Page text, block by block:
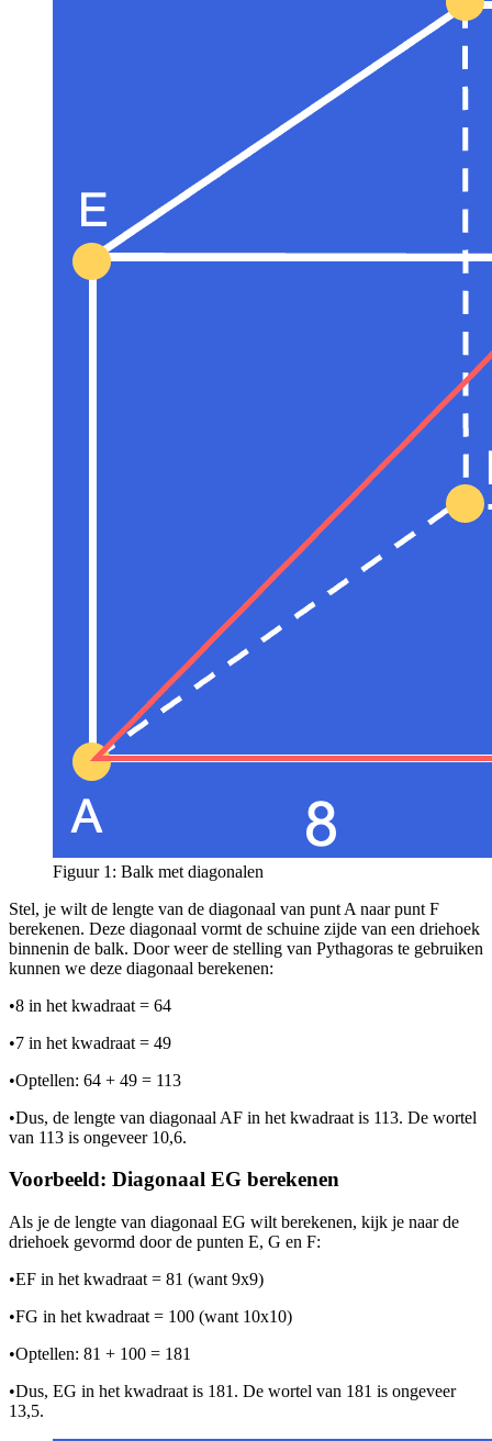
Figuur 1: Balk met diagonalen
Stel, je wilt de lengte van de diagonaal van punt A naar punt F
berekenen. Deze diagonaal vormt de schuine zijde van een driehoek
binnenin de balk. Door weer de stelling van Pythagoras te gebruiken
kunnen we deze diagonaal berekenen:
•8 in het kwadraat = 64
•7 in het kwadraat = 49
•Optellen: 64 + 49 = 113
•Dus, de lengte van diagonaal AF in het kwadraat is 113. De wortel
van 113 is ongeveer 10,6.
Voorbeeld: Diagonaal EG berekenen
Als je de lengte van diagonaal EG wilt berekenen, kijk je naar de
driehoek gevormd door de punten E, G en F:
•EF in het kwadraat = 81 (want 9x9)
•FG in het kwadraat = 100 (want 10x10)
•Optellen: 81 + 100 = 181
•Dus, EG in het kwadraat is 181. De wortel van 181 is ongeveer
13,5.